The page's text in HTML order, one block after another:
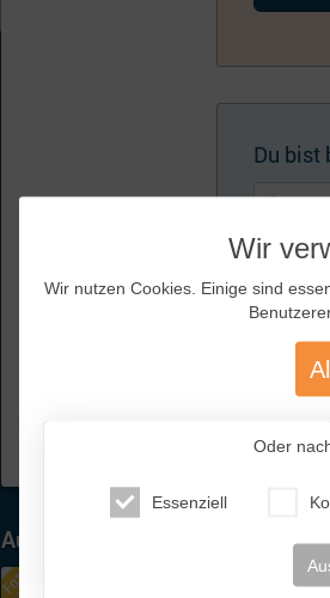
Du bist
vergessen?
Ausgewählte Traumfrauen -
Wir
Wir nutzen Cookies. Einige sind
Oder
Essenziell